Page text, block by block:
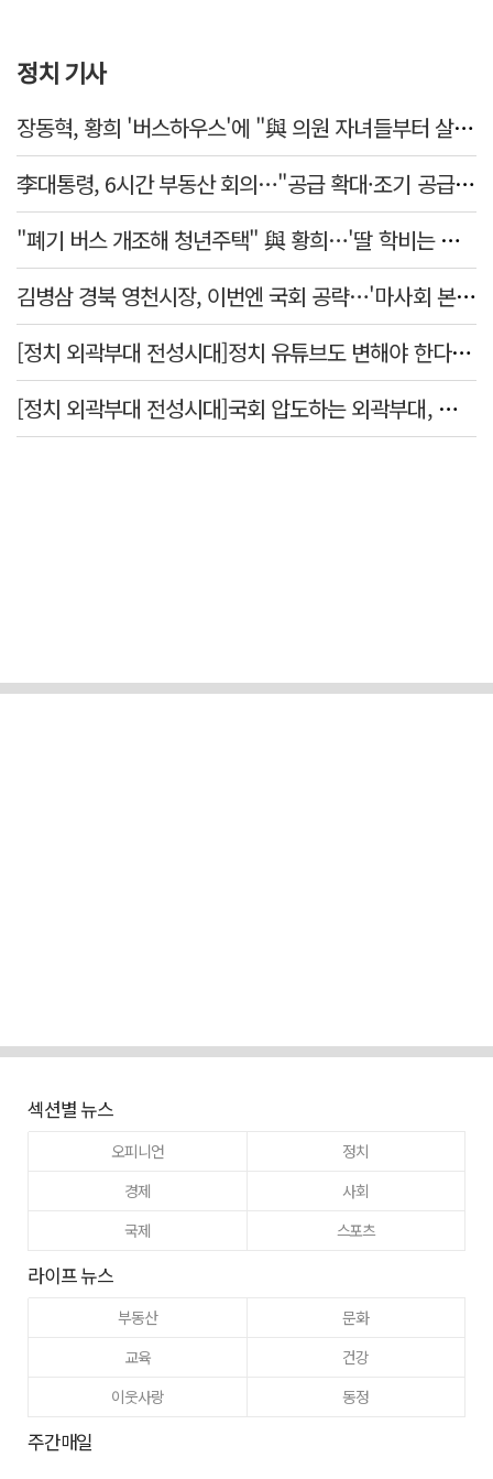
정치 기사
장동혁, 황희 '버스하우스'에 "與 의원 자녀들부터 살아보면 어떨까?"
李대통령, 6시간 부동산 회의…"공급 확대·조기 공급 과감히 실천"
"폐기 버스 개조해 청년주택" 與 황희…'딸 학비는 年 4200만원'
김병삼 경북 영천시장, 이번엔 국회 공략…'마사회 본사 이전·광역교통망 확충' 요청
[정치 외곽부대 전성시대]정치 유튜브도 변해야 한다 "화합과 존중"
[정치 외곽부대 전성시대]국회 압도하는 외곽부대, 목소리 왜 커지나?
섹션별 뉴스
오피니언
정치
경제
사회
국제
스포츠
라이프 뉴스
부동산
문화
교육
건강
이웃사랑
동정
주간매일